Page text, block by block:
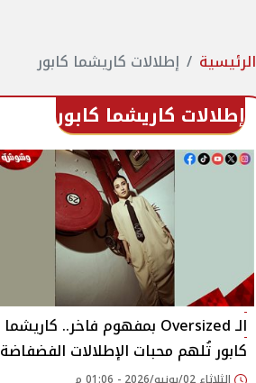
الرئيسية إطلالات كاريشما كابور
إطلالات كاريشما كابور
الـ Oversized بمفهوم فاخر.. كاريشما
كابور تُلهم محبات الإطلالات الفضفاضة